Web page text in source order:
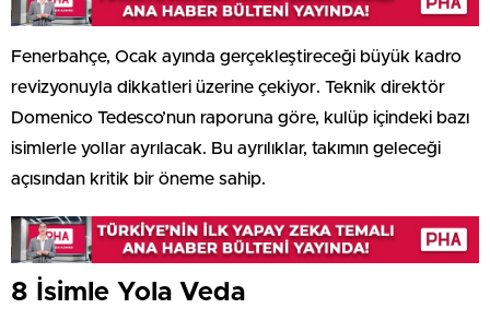
Fenerbahçe, Ocak ayında gerçekleştireceği büyük kadro
revizyonuyla dikkatleri üzerine çekiyor. Teknik direktör
Domenico Tedesco’nun raporuna göre, kulüp içindeki bazı
isimlerle yollar ayrılacak. Bu ayrılıklar, takımın geleceği
açısından kritik bir öneme sahip.
8 İsimle Yola Veda